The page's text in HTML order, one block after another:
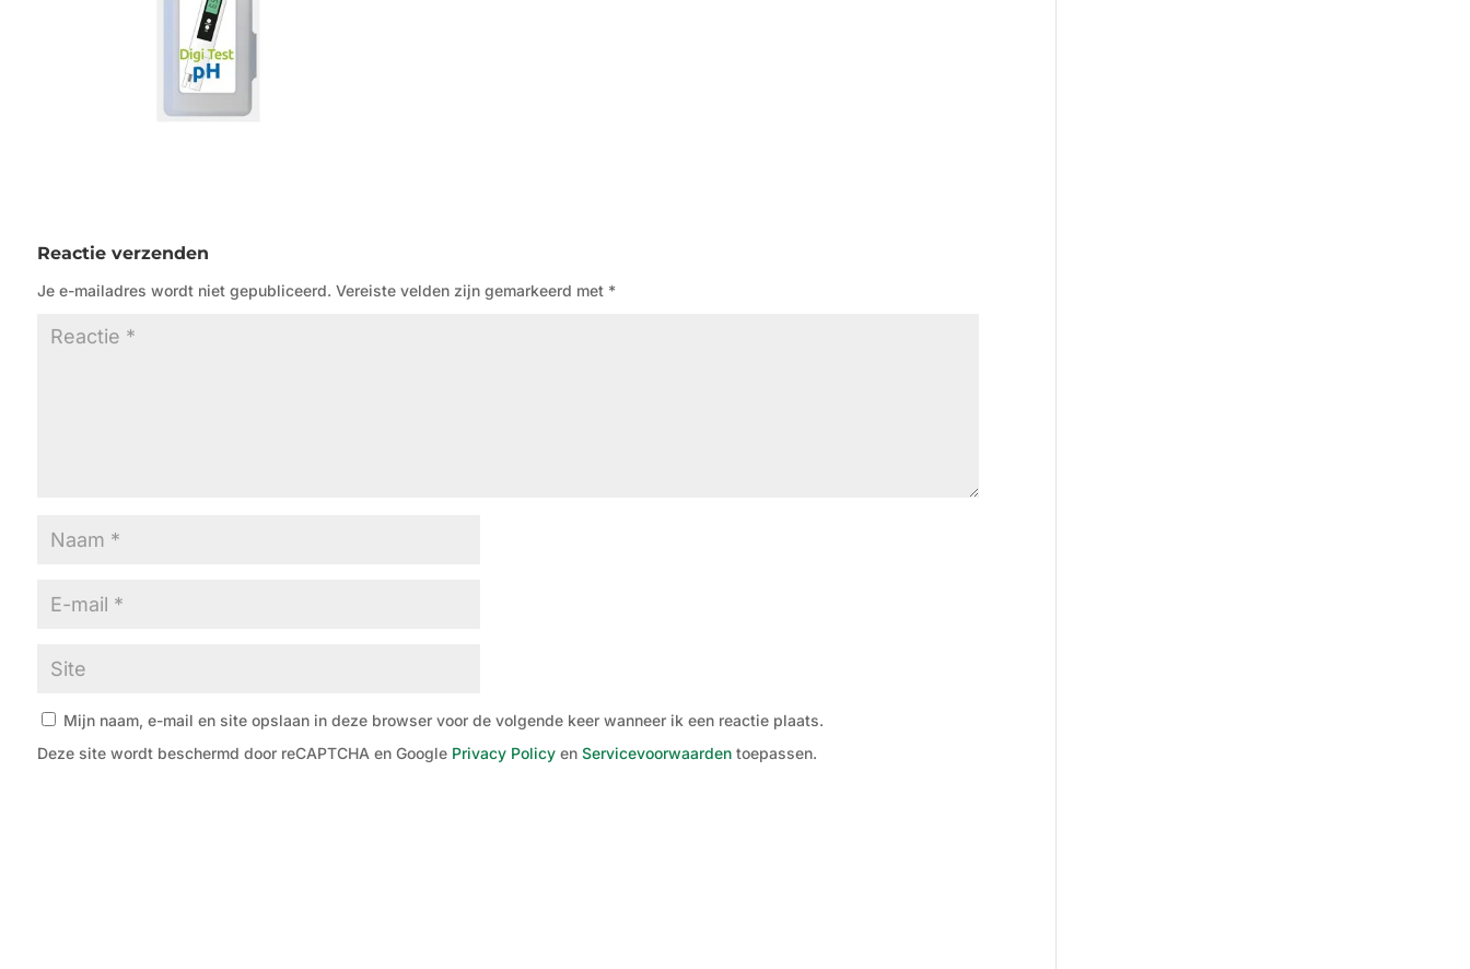
Reactie verzenden
Je e-mailadres wordt niet gepubliceerd. Vereiste velden zijn gemarkeerd met *
Mijn naam, e-mail en site opslaan in deze browser voor de volgende keer wanneer ik een reactie plaats.
Deze site wordt beschermd door reCAPTCHA en Google Privacy Policyen Servicevoorwaardentoepassen.